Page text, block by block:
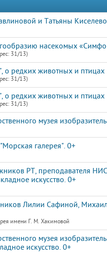
и Татьяны
насекомых
31/13)
о редких животных и
31/13)
о редких животных и
31/13)
музея
галерея". 0+
РТ, преподавателя
искусство. 0+
Лилии Сафиной,
имени Г. М. Хакимовой
музея
искусство. 0+